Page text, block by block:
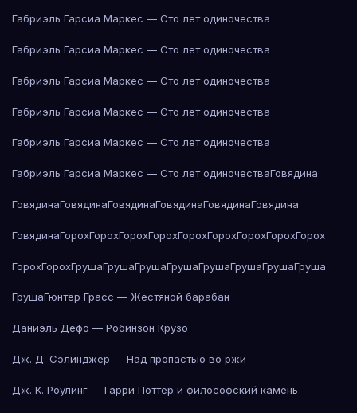
Габриэль Гарсиа Маркес — Сто лет одиночества
Габриэль Гарсиа Маркес — Сто лет одиночества
Габриэль Гарсиа Маркес — Сто лет одиночества
Габриэль Гарсиа Маркес — Сто лет одиночества
Габриэль Гарсиа Маркес — Сто лет одиночества
Габриэль Гарсиа Маркес — Сто лет одиночестваГовядина
ГовядинаГовядинаГовядинаГовядинаГовядинаГовядина
ГовядинаГорохГорохГорохГорохГорохГорохГорохГорохГорох
ГорохГорохГрушаГрушаГрушаГрушаГрушаГрушаГрушаГруша
ГрушаГюнтер Грасс — Жестяной барабан
Даниэль Дефо — Робинзон Крузо
Дж. Д. Сэлинджер — Над пропастью во ржи
Дж. К. Роулинг — Гарри Поттер и философский камень